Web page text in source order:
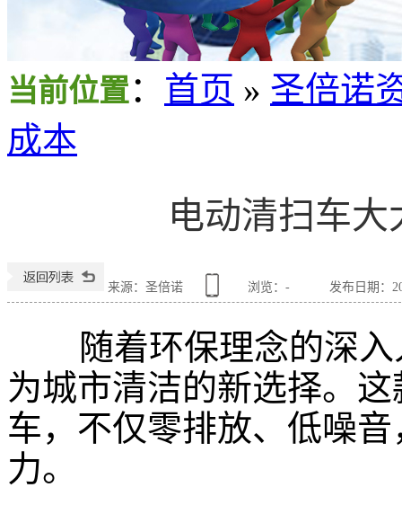
当前位置： 首页 » 圣倍诺
成本
电动清扫车
来源：圣倍诺 浏览： - 发布日期：
随着环保理念的深
为城市清洁的新选择。
车，不仅零排放、低噪
力。